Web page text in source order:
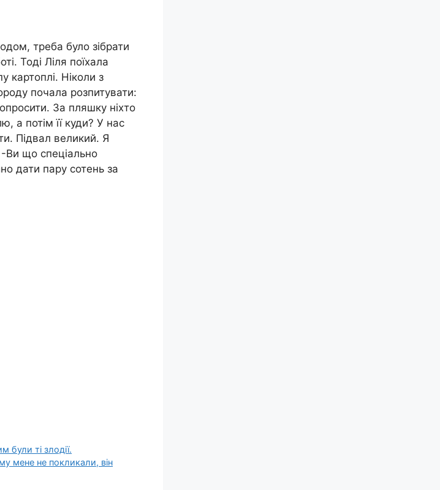
треба було зібрати
Тоді Ліля поїхала
картоплі. Ніколи з
почала розпитувати:
За пляшку ніхто
а потім її куди? У нас
Підвал великий. Я
-Ви що спеціально
дати пару сотень за
були ті злодії.
мене не покликали, він